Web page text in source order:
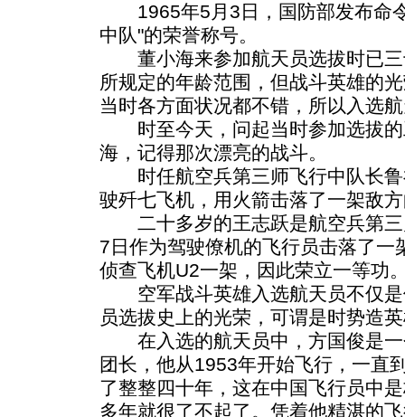
1965年5月3日，国防部发布命
中队"的荣誉称号。
董小海来参加航天员选拔时已三
所规定的年龄范围，但战斗英雄的
当时各方面状况都不错，所以入选
时至今天，问起当时参加选拔的
海，记得那次漂亮的战斗。
时任航空兵第三师飞行中队长鲁
驶歼七飞机，用火箭击落了一架敌
二十多岁的王志跃是航空兵第三
7日作为驾驶僚机的飞行员击落了一
侦查飞机U2一架，因此荣立一等功
空军战斗英雄入选航天员不仅是
员选拔史上的光荣，可谓是时势造
在入选的航天员中，方国俊是一
团长，他从1953年开始飞行，一直
了整整四十年，这在中国飞行员中
多年就很了不起了。凭着他精湛的